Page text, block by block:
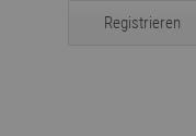
Registrieren